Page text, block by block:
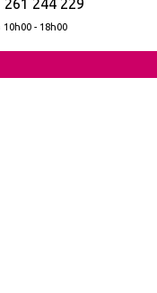
244 229
- 18h00